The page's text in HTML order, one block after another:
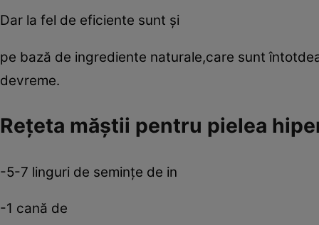
Dar la fel de eficiente sunt şi
pe bază de ingrediente naturale,care sunt
devreme.
Reţeta măştii pentru pielea
-5-7 linguri de seminţe de in
-1 cană de